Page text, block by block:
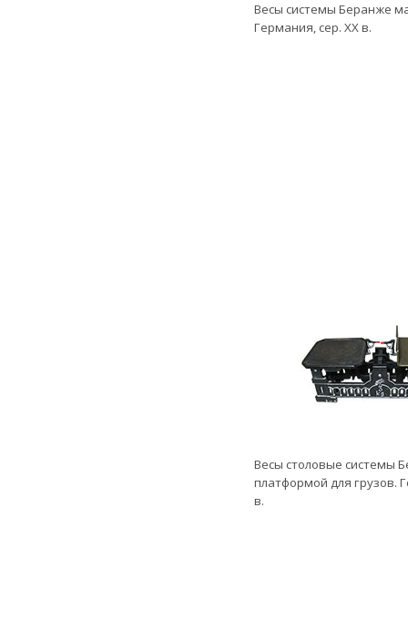
Весы системы Беранже
Германия, сер. ХХ в.
Весы столовые системы
платформой для грузов.
в.